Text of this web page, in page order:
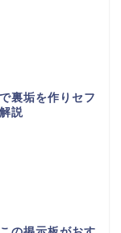
裏垢を作りセフ
説